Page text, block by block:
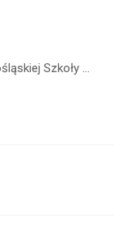
Szkoły …